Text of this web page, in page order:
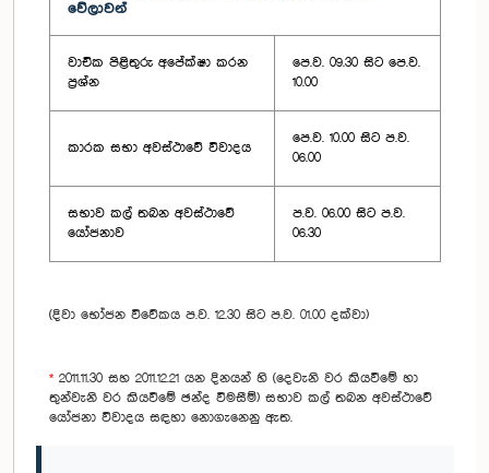
වේලාවන්
වාචික පිළිතුරු අපේක්ෂා කරන
ප්‍රශ්න
පෙ.ව. 09.30 සිට පෙ.ව.
10.00
කාරක සභා අවස්ථාවේ විවාදය
පෙ.ව. 10.00 සිට ප.ව.
06.00
සභාව කල් තබන අවස්ථාවේ
යෝජනාව
ප.ව. 06.00 සිට ප.ව.
06.30
(දිවා භෝජන විවේකය ප.ව. 12.30 සිට ප.ව. 01.00 දක්වා)
* 2011.11.30 සහ 2011.12.21 යන දිනයන් හි (දෙවැනි වර කියවීමේ හා
තුන්වැනි වර කියවීමේ ඡන්ද විමසීම්) සභාව කල් තබන අවස්ථාවේ
යෝජනා විවාදය සඳහා නොගැනෙනු ඇත.